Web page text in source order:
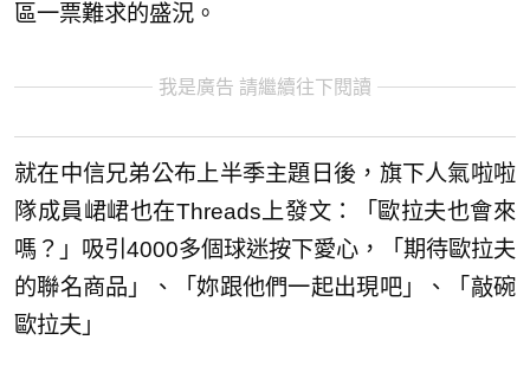
區一票難求的盛況。
我是廣告 請繼續往下閱讀
就在中信兄弟公布上半季主題日後，旗下人氣啦啦
隊成員峮峮也在Threads上發文：「歐拉夫也會來
嗎？」吸引4000多個球迷按下愛心，「期待歐拉夫
的聯名商品」、「妳跟他們一起出現吧」、「敲碗
歐拉夫」